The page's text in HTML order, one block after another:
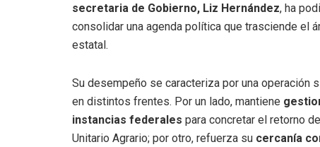
secretaria de Gobierno, Liz Hernández, ha
consolidar una agenda política que trasciende el
estatal.
Su desempeño se caracteriza por una operación
en distintos frentes. Por un lado, mantiene
instancias federales para concretar el retorno
Unitario Agrario; por otro, refuerza su cercanía